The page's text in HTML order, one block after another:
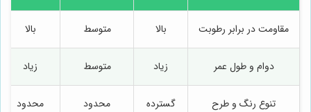
مقاومت در برابر رطوبت بالا متوسط بالا
دوام و طول عمر زیاد متوسط زیاد
تنوع رنگ و طرح گسترده محدود محدود